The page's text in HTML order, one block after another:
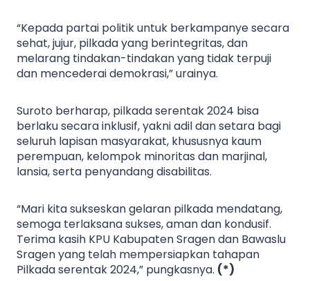
“Kepada partai politik untuk berkampanye secara
sehat, jujur, pilkada yang berintegritas, dan
melarang tindakan-tindakan yang tidak terpuji
dan mencederai demokrasi,” urainya.
Suroto berharap, pilkada serentak 2024 bisa
berlaku secara inklusif, yakni adil dan setara bagi
seluruh lapisan masyarakat, khususnya kaum
perempuan, kelompok minoritas dan marjinal,
lansia, serta penyandang disabilitas.
“Mari kita sukseskan gelaran pilkada mendatang,
semoga terlaksana sukses, aman dan kondusif.
Terima kasih KPU Kabupaten Sragen dan Bawaslu
Sragen yang telah mempersiapkan tahapan
Pilkada serentak 2024,” pungkasnya. (*)